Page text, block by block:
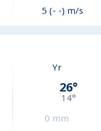
5 (- -) m/s
Yr
26°
14°
0 mm